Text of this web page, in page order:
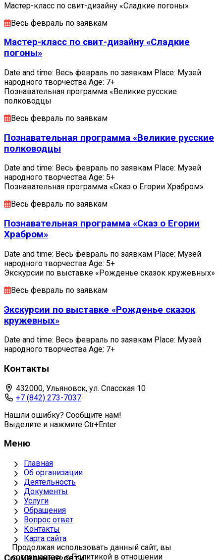
Мастер-класс по свит-дизайну «Сладкие погоны»
Весь февраль по заявкам
Мастер-класс по свит-дизайну «Сладкие
погоны»
Date and time: Весь февраль по заявкам Place: Музей
народного творчества Age: 7+
Познавательная программа «Великие русские
полководцы
Весь февраль по заявкам
Познавательная программа «Великие русские
полководцы
Date and time: Весь февраль по заявкам Place: Музей
народного творчества Age: 5+
Познавательная программа «Сказ о Егории Храбром»
Весь февраль по заявкам
Познавательная программа «Сказ о Егории
Храбром»
Date and time: Весь февраль по заявкам Place: Музей
народного творчества Age: 5+
Экскурсии по выставке «Рожденье сказок кружевных»
Весь февраль по заявкам
Экскурсии по выставке «Рожденье сказок
кружевных»
Date and time: Весь февраль по заявкам Place: Музей
народного творчества Age: 7+
Контакты
432000, Ульяновск, ул. Спасская 10
+7 (842) 273-7037
Нашли ошибку? Сообщите нам!
Выделите и нажмите Ctr+Enter
Меню
Главная
Об организации
Деятельность
Документы
Услуги
Обращения
Вопрос ответ
Контакты
Карта сайта
Продолжая использовать данный сайт, вы
соглашаетесь с Политикой в отношении